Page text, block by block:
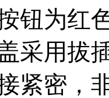
为红色
采用拔
紧密，